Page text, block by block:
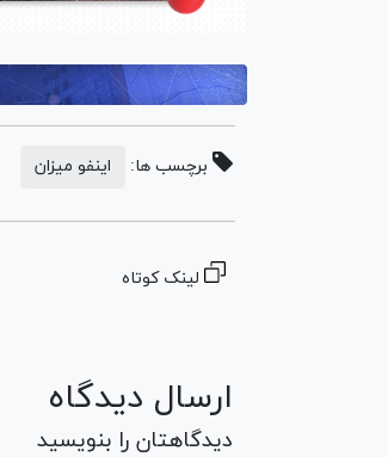
برچسب ها: اینفو میزان
لینک کوتاه
ارسال دیدگاه
دیدگاهتان را بنویسید